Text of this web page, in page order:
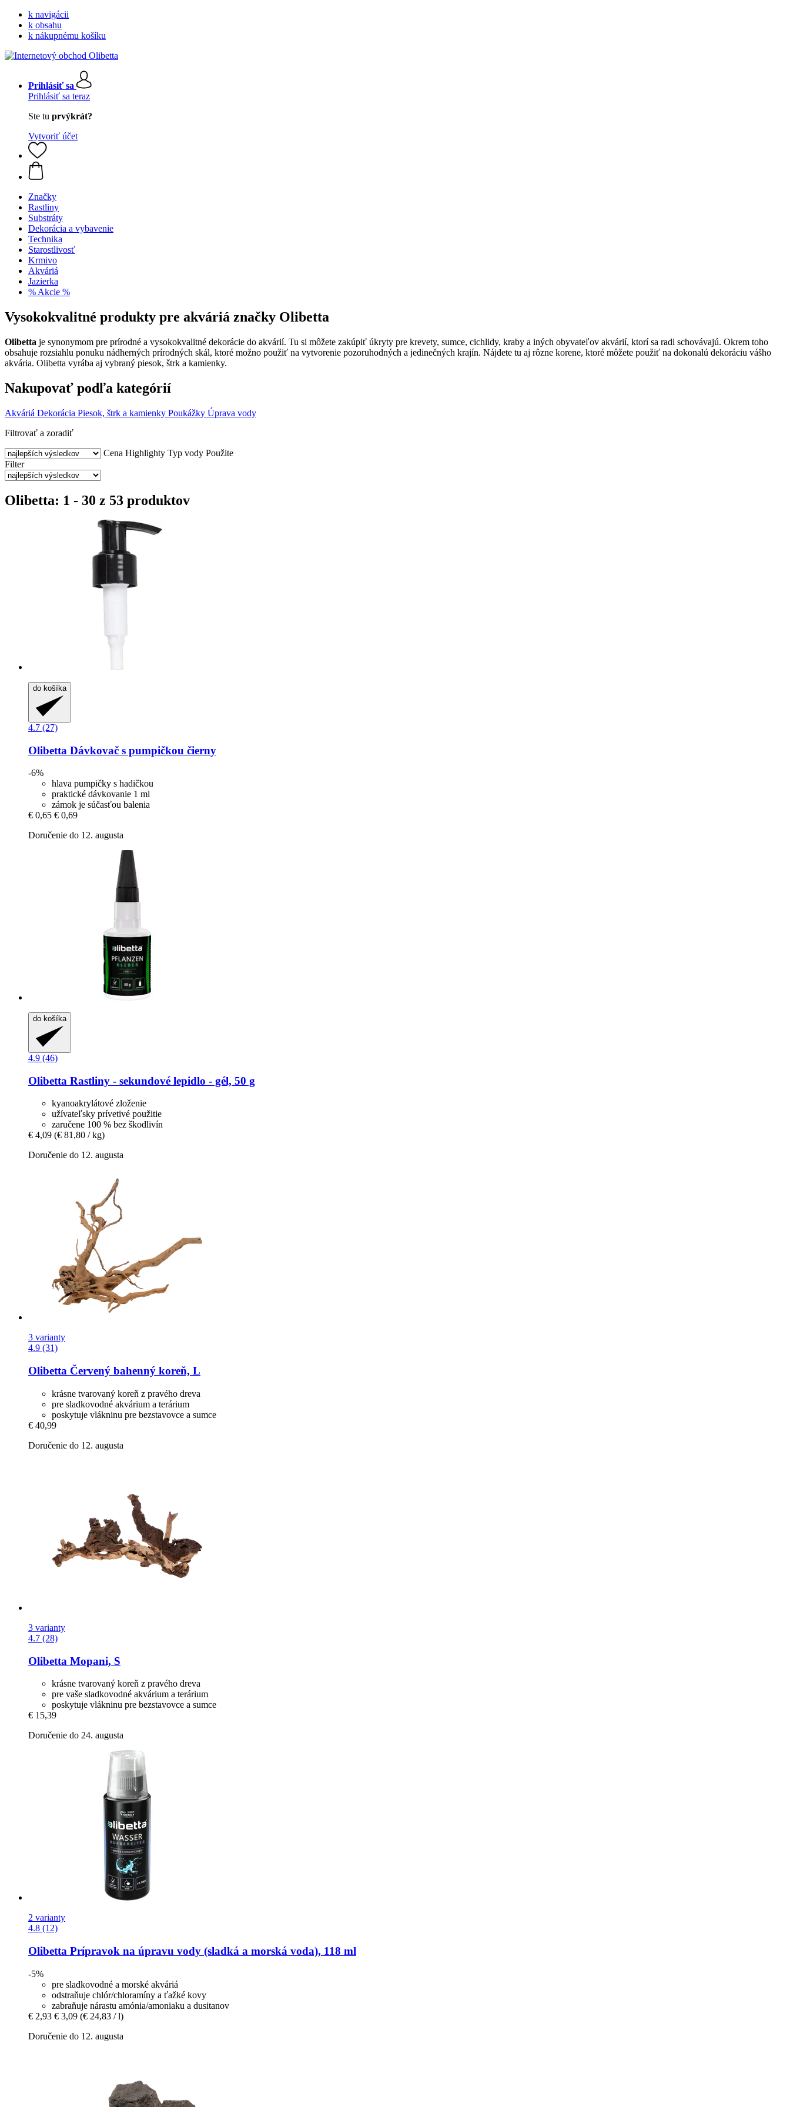
k navigácii
k obsahu
k nákupnému košíku
Prihlásiť sa
Prihlásiť sa teraz
Ste tu prvýkrát?
Vytvoriť účet
Značky
Rastliny
Substráty
Dekorácia a vybavenie
Technika
Starostlivosť
Krmivo
Akváriá
Jazierka
% Akcie %
Vysokokvalitné produkty pre akváriá značky Olibetta
Olibetta je synonymom pre prírodné a vysokokvalitné dekorácie do akvárií. Tu si môžete zakúpiť úkryty pre krevety, sumce, cichlidy, kraby a iných obyvateľov akvárií, ktorí sa radi schovávajú. Okrem toho
obsahuje rozsiahlu ponuku nádherných prírodných skál, ktoré možno použiť na vytvorenie pozoruhodných a jedinečných krajín. Nájdete tu aj rôzne korene, ktoré môžete použiť na dokonalú dekoráciu vášho
akvária. Olibetta vyrába aj vybraný piesok, štrk a kamienky.
Nakupovať podľa kategórií
Akváriá Dekorácia Piesok, štrk a kamienky Poukážky Úprava vody
Filtrovať a zoradiť
Cena Highlighty Typ vody Použite
Filter
Olibetta: 1 - 30 z 53 produktov
do košíka
4.7 (27)
Olibetta Dávkovač s pumpičkou čierny
-6%
hlava pumpičky s hadičkou
praktické dávkovanie 1 ml
zámok je súčasťou balenia
€ 0,65 € 0,69
Doručenie do 12. augusta
do košíka
4.9 (46)
Olibetta Rastliny -​ sekundové lepidlo -​ gél, 50 g
kyanoakrylátové zloženie
užívateľsky prívetivé použitie
zaručene 100 % bez škodlivín
€ 4,09 (€ 81,80 / kg)
Doručenie do 12. augusta
3 varianty
4.9 (31)
Olibetta Červený bahenný koreň, L
krásne tvarovaný koreň z pravého dreva
pre sladkovodné akvárium a terárium
poskytuje vlákninu pre bezstavovce a sumce
€ 40,99
Doručenie do 12. augusta
3 varianty
4.7 (28)
Olibetta Mopani, S
krásne tvarovaný koreň z pravého dreva
pre vaše sladkovodné akvárium a terárium
poskytuje vlákninu pre bezstavovce a sumce
€ 15,39
Doručenie do 24. augusta
2 varianty
4.8 (12)
Olibetta Prípravok na úpravu vody (sladká a morská voda), 118 ml
-5%
pre sladkovodné a morské akváriá
odstraňuje chlór/chloramíny a ťažké kovy
zabraňuje nárastu amónia/amoniaku a dusitanov
€ 2,93 € 3,09 (€ 24,83 / l)
Doručenie do 12. augusta